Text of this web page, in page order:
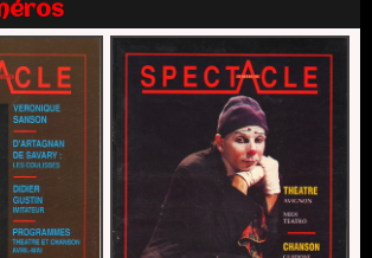
Garraud et Olivier Saccomano à la
de Gennevilliers - CDN
Auteurs d'espaces : les lauréats 2026